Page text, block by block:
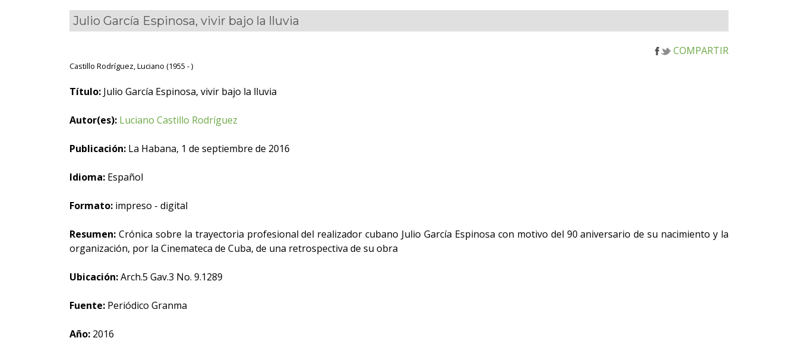
Julio García Espinosa, vivir bajo la lluvia
COMPARTIR
Castillo Rodríguez, Luciano (1955 - )
Título: Julio García Espinosa, vivir bajo la lluvia
Autor(es): Luciano Castillo Rodríguez
Publicación: La Habana, 1 de septiembre de 2016
Idioma: Español
Formato: impreso - digital
Resumen: Crónica sobre la trayectoria profesional del realizador cubano Julio García Espinosa con motivo del 90 aniversario de su nacimiento y la
organización, por la Cinemateca de Cuba, de una retrospectiva de su obra
Ubicación:Arch.5 Gav.3 No. 9.1289
Fuente: Periódico Granma
Año: 2016